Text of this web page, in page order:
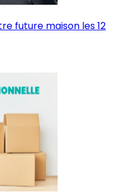
future maison les 12